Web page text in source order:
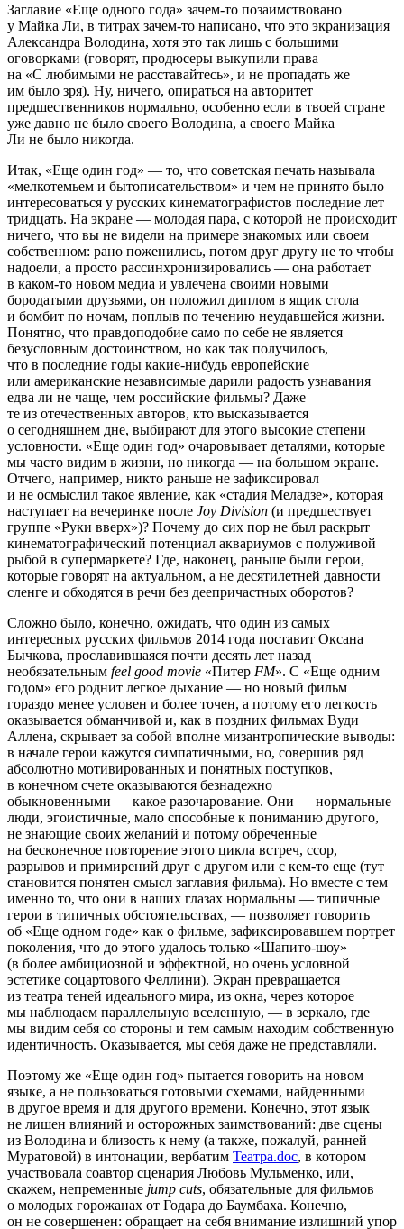
Заглавие «Еще одного года» зачем-то позаимствовано
у Майка Ли, в титрах зачем-то написано, что это экранизация
Александра Володина, хотя это так лишь с большими
оговорками (говорят, продюсеры выкупили права
на «С любимыми не расставайтесь», и не пропадать же
им было зря). Ну, ничего, опираться на авторитет
предшественников нормально, особенно если в твоей стране
уже давно не было своего Володина, а своего Майка
Ли не было никогда.
Итак, «Еще один год» — то, что советская печать называла
«мелкотемьем и бытописательством» и чем не принято было
интересоваться у русских кинематографистов последние лет
тридцать. На экране — молодая пара, с которой не происходит
ничего, что вы не видели на примере знакомых или своем
собственном: рано поженились, потом друг другу не то чтобы
надоели, а просто рассинхронизировались — она работает
в каком-то новом медиа и увлечена своими новыми
бородатыми друзьями, он положил диплом в ящик стола
и бомбит по ночам, поплыв по течению неудавшейся жизни.
Понятно, что правдоподобие само по себе не является
безусловным достоинством, но как так получилось,
что в последние годы какие-нибудь европейские
или американские независимые дарили радость узнавания
едва ли не чаще, чем российские фильмы? Даже
те из отечественных авторов, кто высказывается
о сегодняшнем дне, выбирают для этого высокие степени
условности. «Еще один год» очаровывает деталями, которые
мы часто видим в жизни, но никогда — на большом экране.
Отчего, например, никто раньше не зафиксировал
и не осмыслил такое явление, как «стадия Меладзе», которая
наступает на вечеринке после Joy Division (и предшествует
группе «Руки вверх»)? Почему до сих пор не был раскрыт
кинематографический потенциал аквариумов с полуживой
рыбой в супермаркете? Где, наконец, раньше были герои,
которые говорят на актуальном, а не десятилетней давности
сленге и обходятся в речи без деепричастных оборотов?
Сложно было, конечно, ожидать, что один из самых
интересных русских фильмов 2014 года поставит Оксана
Бычкова, прославившаяся почти десять лет назад
необязательным feel good movie «Питер FM». С «Еще одним
годом» его роднит легкое дыхание — но новый фильм
гораздо менее условен и более точен, а потому его легкость
оказывается обманчивой и, как в поздних фильмах Вуди
Аллена, скрывает за собой вполне мизантропические выводы:
в начале герои кажутся симпатичными, но, совершив ряд
абсолютно мотивированных и понятных поступков,
в конечном счете оказываются безнадежно
обыкновенными — какое разочарование. Они — нормальные
люди, эгоистичные, мало способные к пониманию другого,
не знающие своих желаний и потому обреченные
на бесконечное повторение этого цикла встреч, ссор,
разрывов и примирений друг с другом или с кем-то еще (тут
становится понятен смысл заглавия фильма). Но вместе с тем
именно то, что они в наших глазах нормальны — типичные
герои в типичных обстоятельствах, — позволяет говорить
об «Еще одном годе» как о фильме, зафиксировавшем портрет
поколения, что до этого удалось только «Шапито-шоу»
(в более амбициозной и эффектной, но очень условной
эстетике соцартового Феллини). Экран превращается
из театра теней идеального мира, из окна, через которое
мы наблюдаем параллельную вселенную, — в зеркало, где
мы видим себя со стороны и тем самым находим собственную
идентичность. Оказывается, мы себя даже не представляли.
Поэтому же «Еще один год» пытается говорить на новом
языке, а не пользоваться готовыми схемами, найденными
в другое время и для другого времени. Конечно, этот язык
не лишен влияний и осторожных заимствований: две сцены
из Володина и близость к нему (а также, пожалуй, ранней
Муратовой) в интонации, вербатим Театра.doc, в котором
участвовала соавтор сценария Любовь Мульменко, или,
скажем, непременные jump cuts, обязательные для фильмов
о молодых горожанах от Годара до Баумбаха. Конечно,
он не совершенен: обращает на себя внимание излишний упор